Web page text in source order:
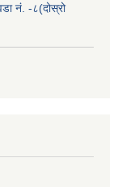
नं. -८(दोस्रो